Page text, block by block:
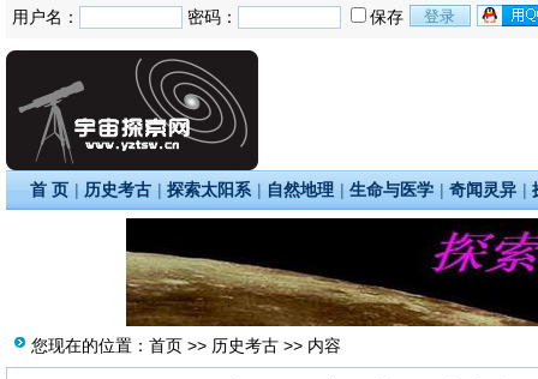
用户名： 密码： 保存
首 页 | 历史考古 | 探索太阳系 | 自然地理 | 生命与医学 | 奇闻灵异 |
您现在的位置： 首页 >> 历史考古 >> 内容